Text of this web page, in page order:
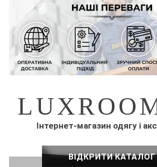
Інтернет-магазин одягу і
ВІДКРИТИ КАТАЛОГ